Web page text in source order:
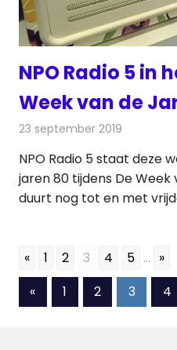
NPO Radio 5 in
Week van de
23 september 2019
NPO Radio 5 staat deze
jaren 80 tijdens De
duurt nog tot en met
« 1 2 3 4 5 ... »
Berichten
«Vorige
berichten
1 2 3 4